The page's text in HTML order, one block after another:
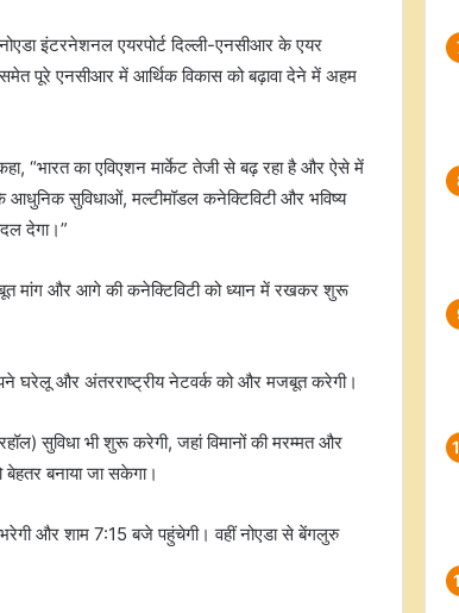
इंटरनेशनल एयरपोर्ट दिल्ली-एनसीआर के एयर
पूरे एनसीआर में आर्थिक विकास को बढ़ावा देने में अहम
“भारत का एविएशन मार्केट तेजी से बढ़ रहा है और ऐसे में
आधुनिक सुविधाओं, मल्टीमॉडल कनेक्टिविटी और भविष्य
देगा।”
मांग और आगे की कनेक्टिविटी को ध्यान में रखकर शुरू
घरेलू और अंतरराष्ट्रीय नेटवर्क को और मजबूत करेगी।
सुविधा भी शुरू करेगी, जहां विमानों की मरम्मत और
बनाया जा सकेगा।
और शाम 7:15 बजे पहुंचेगी। वहीं नोएडा से बेंगलुरु
आदित्य बिड़ला फैशन एंड रिटेल का पहली
तिमाही में घाटा बढ़ा, 249 करोड़ रुपए का